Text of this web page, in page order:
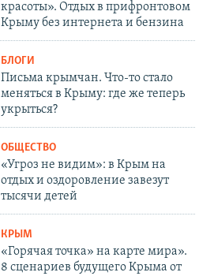
красоты». Отдых в прифронтовом
Крыму без интернета и бензина
БЛОГИ
Письма крымчан. Что-то стало
меняться в Крыму: где же теперь
укрыться?
ОБЩЕСТВО
«Угроз не видим»: в Крым на
отдых и оздоровление завезут
тысячи детей
КРЫМ
«Горячая точка» на карте мира».
8 сценариев будущего Крыма от